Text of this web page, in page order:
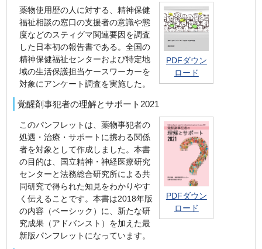
薬物使用歴の人に対する、精神保健
福祉相談の窓口の支援者の意識や態
度などのスティグマ関連要因を調査
した日本初の報告書である。全国の
精神保健福祉センターおよび特定地
域の生活保護担当ケースワーカーを
対象にアンケート調査を実施した。
PDFダウン
ロード
覚醒剤事犯者の理解とサポート2021
このパンフレットは、薬物事犯者の
処遇・治療・サポートに携わる関係
者を対象として作成しました。本書
の目的は、国立精神・神経医療研究
センターと法務総合研究所による共
同研究で得られた知見をわかりやす
く伝えることです。本書は2018年版
の内容（ベーシック）に、新たな研
究成果（アドバンスト）を加えた最
新版パンフレットになっています。
PDFダウン
ロード